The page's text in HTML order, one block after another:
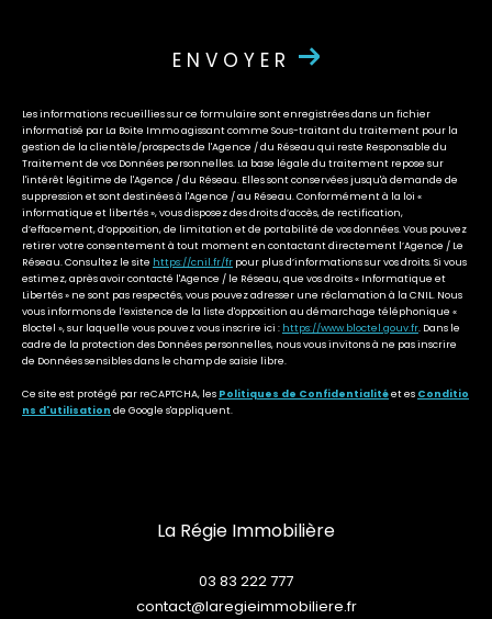
ENVOYER
Les informations recueillies sur ce formulaire sont enregistrées dans un fichier
informatisé par La Boite Immo agissant comme Sous-traitant du traitement pour la
gestion de la clientèle/prospects de l'Agence / du Réseau qui reste Responsable du
Traitement de vos Données personnelles. La base légale du traitement repose sur
l'intérêt légitime de l'Agence / du Réseau. Elles sont conservées jusqu'à demande de
suppression et sont destinées à l'Agence / au Réseau. Conformément à la loi «
informatique et libertés », vous disposez des droits d’accès, de rectification,
d’effacement, d’opposition, de limitation et de portabilité de vos données. Vous pouvez
retirer votre consentement à tout moment en contactant directement l’Agence / Le
Réseau. Consultez le site https://cnil.fr/fr pour plus d’informations sur vos droits. Si vous
estimez, après avoir contacté l'Agence / le Réseau, que vos droits « Informatique et
Libertés » ne sont pas respectés, vous pouvez adresser une réclamation à la CNIL. Nous
vous informons de l’existence de la liste d'opposition au démarchage téléphonique «
Bloctel », sur laquelle vous pouvez vous inscrire ici : https://www.bloctel.gouv.fr. Dans le
cadre de la protection des Données personnelles, nous vous invitons à ne pas inscrire
de Données sensibles dans le champ de saisie libre.
Ce site est protégé par reCAPTCHA, les Politiques de Confidentialitéet es Conditio
ns d'utilisation de Google s'appliquent.
La Régie Immobilière
03 83 222 777
contact@laregieimmobiliere.fr